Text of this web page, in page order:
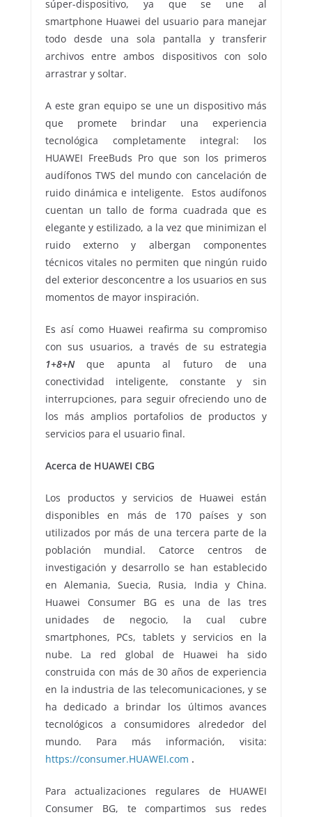
súper-dispositivo, ya que se une al
smartphone Huawei del usuario para manejar
todo desde una sola pantalla y transferir
archivos entre ambos dispositivos con solo
arrastrar y soltar.
A este gran equipo se une un dispositivo más
que promete brindar una experiencia
tecnológica completamente integral: los
HUAWEI FreeBuds Pro que son los primeros
audífonos TWS del mundo con cancelación de
ruido dinámica e inteligente. Estos audífonos
cuentan un tallo de forma cuadrada que es
elegante y estilizado, a la vez que minimizan el
ruido externo y albergan componentes
técnicos vitales no permiten que ningún ruido
del exterior desconcentre a los usuarios en sus
momentos de mayor inspiración.
Es así como Huawei reafirma su compromiso
con sus usuarios, a través de su estrategia
1+8+Nque apunta al futuro de una
conectividad inteligente, constante y sin
interrupciones, para seguir ofreciendo uno de
los más amplios portafolios de productos y
servicios para el usuario final.
Acerca de HUAWEI CBG
Los productos y servicios de Huawei están
disponibles en más de 170 países y son
utilizados por más de una tercera parte de la
población mundial. Catorce centros de
investigación y desarrollo se han establecido
en Alemania, Suecia, Rusia, India y China.
Huawei Consumer BG es una de las tres
unidades de negocio, la cual cubre
smartphones, PCs, tablets y servicios en la
nube. La red global de Huawei ha sido
construida con más de 30 años de experiencia
en la industria de las telecomunicaciones, y se
ha dedicado a brindar los últimos avances
tecnológicos a consumidores alrededor del
mundo. Para más información, visita:
https://consumer.HUAWEI.com .
Para actualizaciones regulares de HUAWEI
Consumer BG, te compartimos sus redes